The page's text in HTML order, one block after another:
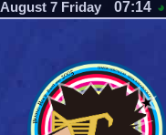
August 7 Friday 07:14 ◕